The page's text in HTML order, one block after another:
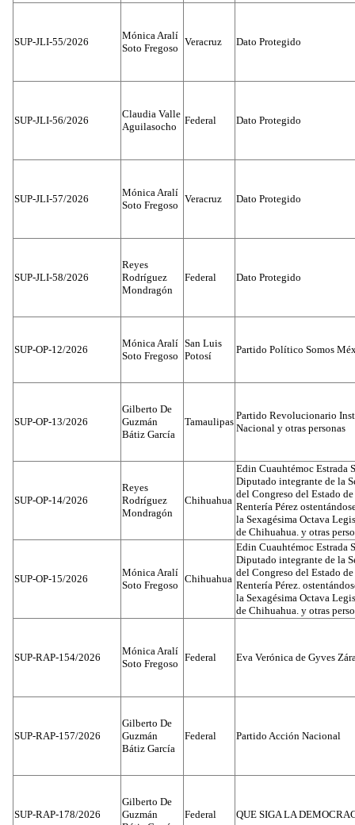
SUP-JLI-55/2026
Mónica Aralí
Soto Fregoso
Veracruz Dato Protegido
SUP-JLI-56/2026
Claudia Valle
Aguilasocho
Federal Dato Protegido
SUP-JLI-57/2026
Mónica Aralí
Soto Fregoso
Veracruz Dato Protegido
SUP-JLI-58/2026
Reyes
Rodríguez
Mondragón
Federal Dato Protegido
SUP-OP-12/2026
Mónica Aralí
Soto Fregoso
San Luis
Potosí
Partido Político Somos
SUP-OP-13/2026
Gilberto De
Guzmán
Bátiz García
Tamaulipas
Partido Revolucionario
Nacional y otras personas
SUP-OP-14/2026
Reyes
Rodríguez
Mondragón
Chihuahua
Edin Cuauhtémoc Estrada
Diputado integrante de la
del Congreso del Estado
Rentería Pérez
la Sexagésima Octava
de Chihuahua. y otras
SUP-OP-15/2026
Mónica Aralí
Soto Fregoso
Chihuahua
Edin Cuauhtémoc Estrada
Diputado integrante de la
del Congreso del Estado
Rentería Pérez.
la Sexagésima Octava
de Chihuahua. y otras
SUP-RAP-154/2026
Mónica Aralí
Soto Fregoso
Federal Eva Verónica de Gyves
SUP-RAP-157/2026
Gilberto De
Guzmán
Bátiz García
Federal Partido Acción Nacional
SUP-RAP-178/2026
Gilberto De
Guzmán
Federal QUE SIGA LA